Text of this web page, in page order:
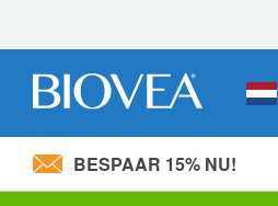
BESPAAR 15% NU!